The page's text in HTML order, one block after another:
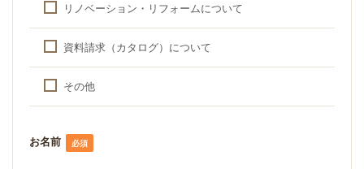
リノベーション・リフォームについて
資料請求（カタログ）について
その他
お名前 必須